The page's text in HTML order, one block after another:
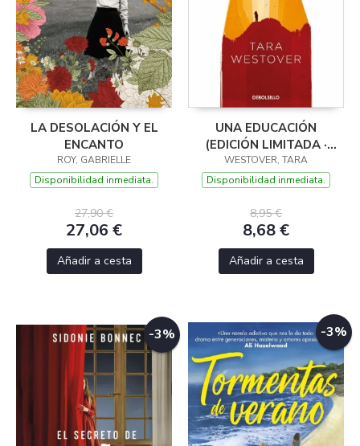
LA DESOLACIÓN Y EL
ENCANTO
ROY, GABRIELLE
Disponibilidad inmediata.
27,90 €
27,06 €
Añadir a cesta
UNA EDUCACIÓN
(EDICIÓN LIMITADA ·
VERANO)
WESTOVER, TARA
Disponibilidad inmediata.
8,95 €
8,68 €
Añadir a cesta
-3% -3%